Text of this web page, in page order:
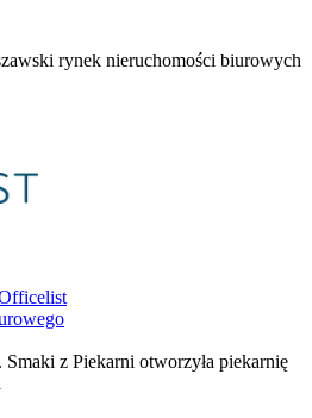
rynek nieruchomości biurowych
Smaki z Piekarni otworzyła piekarnię